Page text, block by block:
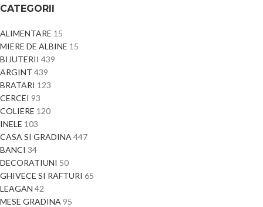
CATEGORII
ALIMENTARE 15
MIERE DE ALBINE 15
BIJUTERII 439
ARGINT 439
BRATARI 123
CERCEI 93
COLIERE 120
INELE 103
CASA SI GRADINA 447
BANCI 34
DECORATIUNI 50
GHIVECE SI RAFTURI 65
LEAGAN 42
MESE GRADINA 95